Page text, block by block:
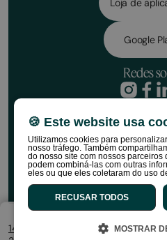
Faça sua reserva
Datas
Nº do viajantes
14 de ago - 16 de ago
Loja de
Google
Redes
Condições
Política de
Política de
Regulamentos da
©HolaCamp | Todos os
🍪 Este website usa
Utilizamos cookies para
nosso tráfego. Também
do nosso site com nossos
podem combiná-las com outras
eles ou que eles coletaram do uso
RECUSAR TODOS
MOSTRAR